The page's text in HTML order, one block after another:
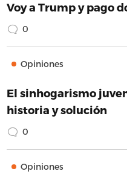
Voy a Trump y pago
0
Opiniones
El sinhogarismo
historia y solución
0
Opiniones